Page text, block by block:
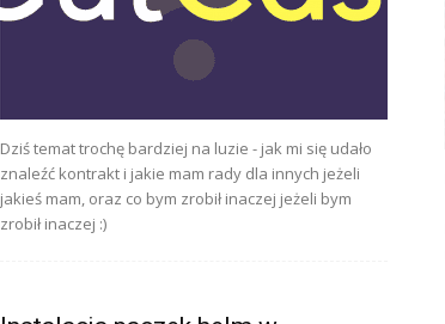
Dziś temat trochę bardziej na luzie - jak mi się udało
znaleźć kontrakt i jakie mam rady dla innych jeżeli
jakieś mam, oraz co bym zrobił inaczej jeżeli bym
zrobił inaczej :)